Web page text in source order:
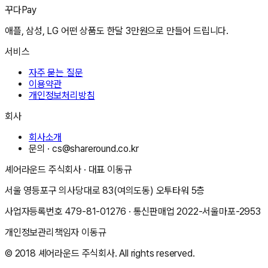
꾸다Pay
애플, 삼성, LG 어떤 상품도 한달 3만원으로 만들어 드립니다.
서비스
자주 묻는 질문
이용약관
개인정보처리방침
회사
회사소개
문의 ·cs@shareround.co.kr
셰어라운드 주식회사 · 대표 이동규
서울 영등포구 의사당대로 83(여의도동) 오투타워 5층
사업자등록번호 479-81-01276 · 통신판매업2022-서울마포-2953
개인정보관리책임자 이동규
© 2018 셰어라운드 주식회사. All rights reserved.